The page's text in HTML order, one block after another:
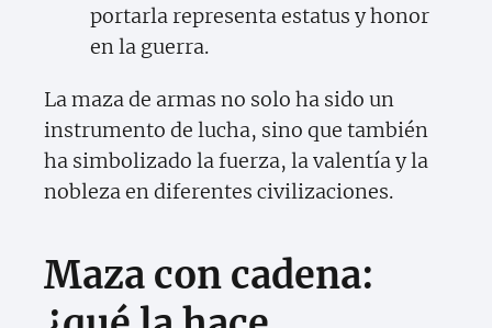
portarla representa estatus y honor
en la guerra.
La maza de armas no solo ha sido un
instrumento de lucha, sino que también
ha simbolizado la fuerza, la valentía y la
nobleza en diferentes civilizaciones.
Maza con cadena: